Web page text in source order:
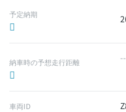
予定納期
納車時の予想走行距離
車両ID